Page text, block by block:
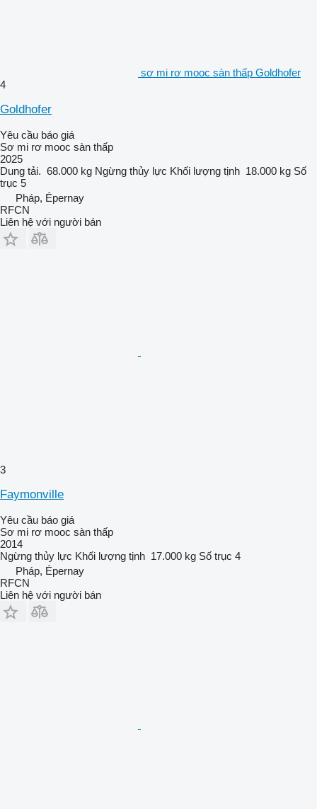
sơ mi rơ mooc sàn thấp Goldhofer
4
Goldhofer
Yêu cầu báo giá
Sơ mi rơ mooc sàn thấp
2025
Dung tải. 68.000 kg Ngừng thủy lực Khối lượng tịnh 18.000 kg Số
trục 5
Pháp, Épernay
RFCN
Liên hệ với người bán
3
Faymonville
Yêu cầu báo giá
Sơ mi rơ mooc sàn thấp
2014
Ngừng thủy lực Khối lượng tịnh 17.000 kg Số trục 4
Pháp, Épernay
RFCN
Liên hệ với người bán